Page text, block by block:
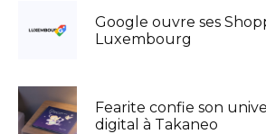
Google ouvre ses
Luxembourg
Fearite confie son
digital à Takaneo